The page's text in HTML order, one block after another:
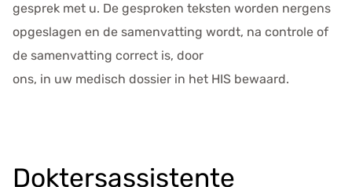
gesprek met u. De gesproken teksten worden nergens
opgeslagen en de samenvatting wordt, na controle of
de samenvatting correct is, door
ons, in uw medisch dossier in het HIS bewaard.
Doktersassistente